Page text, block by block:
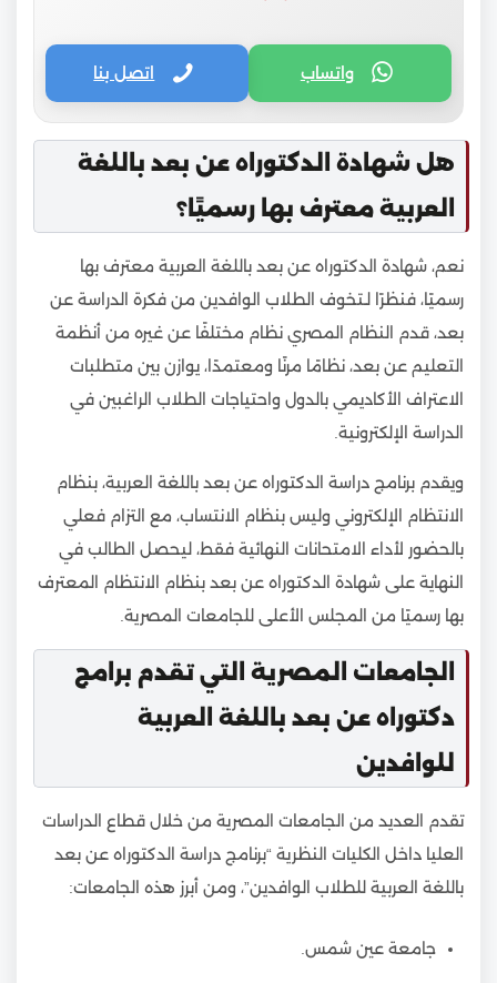
واتساب اتصل بنا
هل شهادة الدكتوراه عن بعد باللغة
العربية معترف بها رسميًا؟
نعم، شهادة الدكتوراه عن بعد باللغة العربية معترف بها
رسميًا، فنظرًا لـتخوف الطلاب الوافدين من فكرة الدراسة عن
بعد، قدم النظام المصري نظام مختلفًا عن غيره من أنظمة
التعليم عن بعد، نظامًا مرنًا ومعتمدًا، يوازن بين متطلبات
الاعتراف الأكاديمي بالدول واحتياجات الطلاب الراغبين في
الدراسة الإلكترونية.
ويقدم برنامج دراسة الدكتوراه عن بعد باللغة العربية، بنظام
الانتظام الإلكتروني وليس بنظام الانتساب، مع التزام فعلي
بالحضور لأداء الامتحانات النهائية فقط، ليحصل الطالب في
النهاية على شهادة الدكتوراه عن بعد بنظام الانتظام المعترف
بها رسميًا من المجلس الأعلى للجامعات المصرية.
الجامعات المصرية التي تقدم برامج
دكتوراه عن بعد باللغة العربية
للوافدين
تقدم العديد من الجامعات المصرية من خلال قطاع الدراسات
العليا داخل الكليات النظرية “برنامج دراسة الدكتوراه عن بعد
باللغة العربية للطلاب الوافدين”، ومن أبرز هذه الجامعات:
جامعة عين شمس.